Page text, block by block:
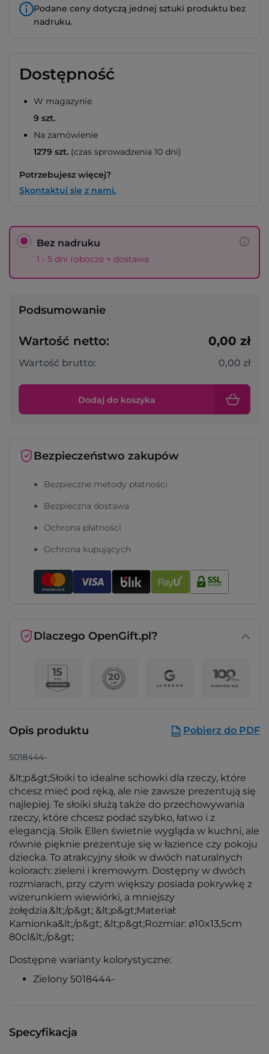
Podane ceny dotyczą jednej sztuki produktu bez
nadruku.
Dostępność
W magazynie
9 szt.
Na zamówienie
1279 szt. (czas sprowadzenia 10 dni)
Potrzebujesz więcej?
Skontaktuj się z nami.
Bez nadruku
1 - 5 dni robocze + dostawa
Podsumowanie
Wartość netto: 0,00 zł
Wartość brutto: 0,00 zł
Dodaj do koszyka
Bezpieczeństwo zakupów
Bezpieczne metody płatności
Bezpieczna dostawa
Ochrona płatności
Ochrona kupujących
Dlaczego OpenGift.pl?
Opis produktu Pobierz do PDF
5018444-
&lt;p&gt;Słoiki to idealne schowki dla rzeczy, które
chcesz mieć pod ręką, ale nie zawsze prezentują się
najlepiej. Te słoiki służą także do przechowywania
rzeczy, które chcesz podać szybko, łatwo i z
elegancją. Słoik Ellen świetnie wygląda w kuchni, ale
równie pięknie prezentuje się w łazience czy pokoju
dziecka. To atrakcyjny słoik w dwóch naturalnych
kolorach: zieleni i kremowym. Dostępny w dwóch
rozmiarach, przy czym większy posiada pokrywkę z
wizerunkiem wiewiórki, a mniejszy
żołędzia.&lt;/p&gt; &lt;p&gt;Materiał:
Kamionka&lt;/p&gt; &lt;p&gt;Rozmiar: ø10x13,5cm
80cl&lt;/p&gt;
Dostępne warianty kolorystyczne:
Zielony 5018444-
Specyfikacja